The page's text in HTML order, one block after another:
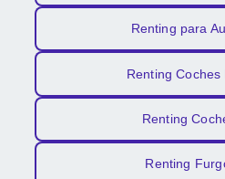
Renting para
Renting Coches
Renting
Renting